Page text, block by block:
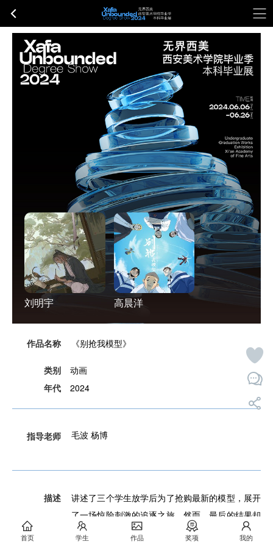
首页 学生 作品 奖项 我的
刘明宇 高晨洋
作品名称 《别抢我模型》
类别
动画
年代
2024
指导老师 毛波 杨博
描述
讲述了三个学生放学后为了抢购最新的模型，展开
了一场惊险刺激的追逐之旅。然而，最后的结果却
出人意料。